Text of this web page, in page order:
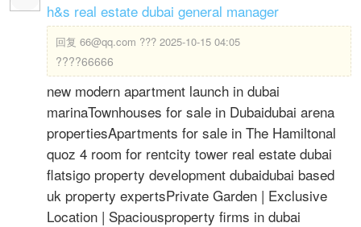
h&s real estate dubai general manager
回复 66@qq.com ??? 2025-10-15 04:05
????66666
new modern apartment launch in dubai
marinaTownhouses for sale in Dubaidubai arena
propertiesApartments for sale in The Hamiltonal
quoz 4 room for rentcity tower real estate dubai
flatsigo property development dubaidubai based
uk property expertsPrivate Garden | Exclusive
Location | Spaciousproperty firms in dubai